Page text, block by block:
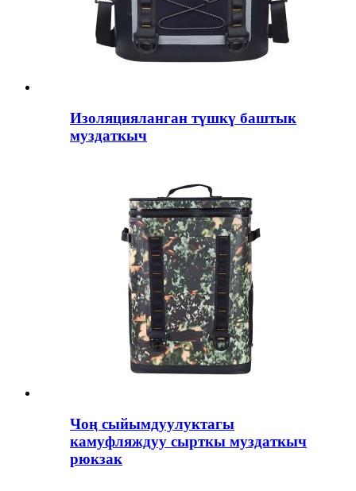
Изоляцияланган түшкү баштык
муздаткыч
Чоң сыйымдуулуктагы
камуфляждуу сырткы муздаткыч
рюкзак